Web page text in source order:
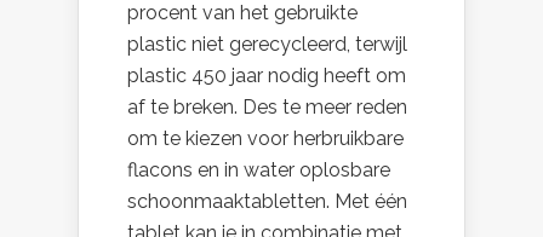
procent van het gebruikte
plastic niet gerecycleerd, terwijl
plastic 450 jaar nodig heeft om
af te breken. Des te meer reden
om te kiezen voor herbruikbare
flacons en in water oplosbare
schoonmaaktabletten. Met één